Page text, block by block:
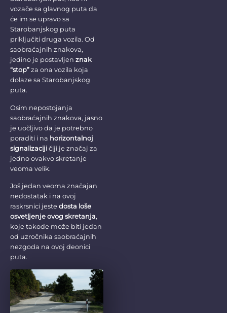
vozače sa glavnog puta da
će im se upravo sa
Starobanjskog puta
priključiti druga vozila. Od
saobraćajnih znakova,
jedino je postavljen znak
“stop” za ona vozila koja
dolaze sa Starobanjskog
puta.
Osim nepostojanja
saobraćajnih znakova, jasno
je uočljivo da je potrebno
poraditi i na horizontalnoj
signalizaciji čiji je značaj za
jedno ovakvo skretanje
veoma velik.
Još jedan veoma značajan
nedostatak i na ovoj
raskrsnici jeste dosta loše
osvetljenje ovog skretanja,
koje takođe može biti jedan
od uzročnika saobraćajnih
nezgoda na ovoj deonici
puta.